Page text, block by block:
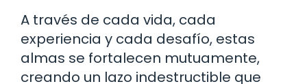
A través de cada vida, cada
experiencia y cada desafío, estas
almas se fortalecen mutuamente,
creando un lazo indestructible que